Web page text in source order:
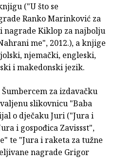
("U što se
Ranko Marinković za
nagrade Kiklop za najbolju
me", 2012.), a knjige
njemački, engleski,
i makedonski jezik.
za izdavačku
slikovnicu "Baba
o dječaku Juri ("Jura i
i gospođica Zavissst",
te "Jura i raketa za tužne
nagrade Grigor